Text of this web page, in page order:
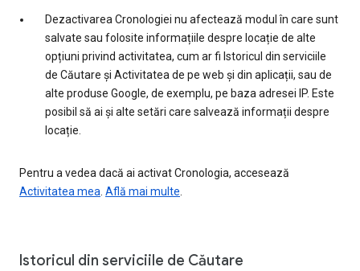
Dezactivarea Cronologiei nu afectează modul în care sunt
salvate sau folosite informațiile despre locație de alte
opțiuni privind activitatea, cum ar fi Istoricul din serviciile
de Căutare și Activitatea de pe web și din aplicații, sau de
alte produse Google, de exemplu, pe baza adresei IP. Este
posibil să ai și alte setări care salvează informații despre
locație.
Pentru a vedea dacă ai activat Cronologia, accesează
Activitatea mea. Află mai multe.
Istoricul din serviciile de Căutare